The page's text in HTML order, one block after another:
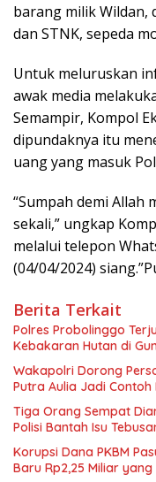
barang milik Wildan,
dan STNK, sepeda
Untuk meluruskan
awak media
Semampir, Kompol
dipundaknya itu
uang yang masuk
“Sumpah demi Allah
sekali,” ungkap
melalui telepon
(04/04/2024)
Berita Terkait
Polres Probolinggo
Kebakaran Hutan di
Wakapolri Dorong
Putra Aulia Jadi Contoh
Tiga Orang Sempat
Polisi Bantah Isu
Korupsi Dana PKBM
Baru Rp2,25 Miliar